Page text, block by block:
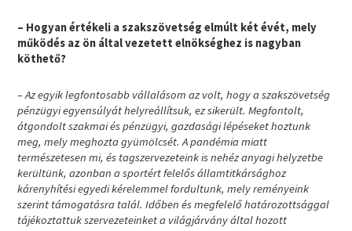
– Hogyan értékeli a szakszövetség elmúlt két évét, mely
működés az ön által vezetett elnökséghez is nagyban
köthető?
– Az egyik legfontosabb vállalásom az volt, hogy a szakszövetség
pénzügyi egyensúlyát helyreállítsuk, ez sikerült. Megfontolt,
átgondolt szakmai és pénzügyi, gazdasági lépéseket hoztunk
meg, mely meghozta gyümölcsét. A pandémia miatt
természetesen mi, és tagszervezeteink is nehéz anyagi helyzetbe
kerültünk, azonban a sportért felelős államtitkársághoz
kárenyhítési egyedi kérelemmel fordultunk, mely reményeink
szerint támogatásra talál. Időben és megfelelő határozottsággal
tájékoztattuk szervezeteinket a világjárvány által hozott